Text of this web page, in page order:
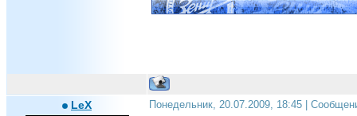
LeX Понедельник, 20.07.2009, 18:45 |